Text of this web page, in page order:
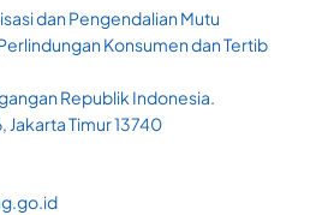
dan Pengendalian Mutu
Konsumen dan Tertib
Republik Indonesia.
Jakarta Timur 13740